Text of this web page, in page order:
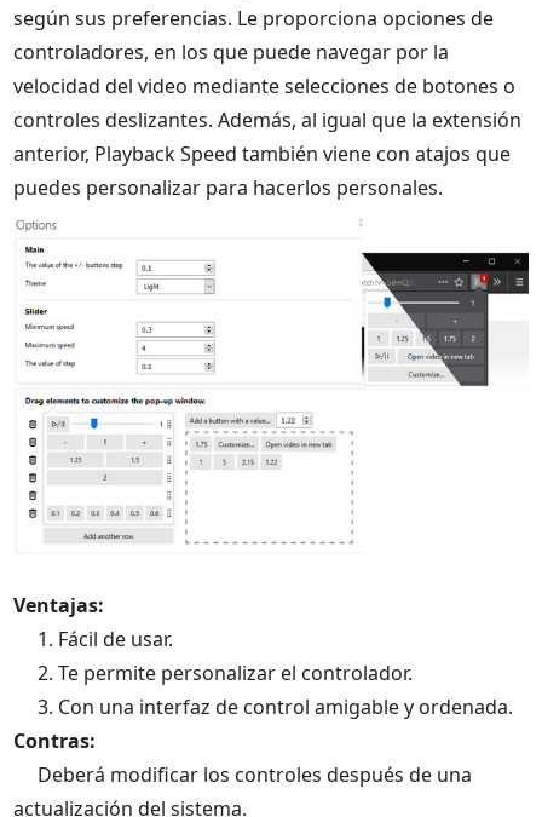
según sus preferencias. Le proporciona opciones de
controladores, en los que puede navegar por la
velocidad del video mediante selecciones de botones o
controles deslizantes. Además, al igual que la extensión
anterior, Playback Speed también viene con atajos que
puedes personalizar para hacerlos personales.
Ventajas:
1. Fácil de usar.
2. Te permite personalizar el controlador.
3. Con una interfaz de control amigable y ordenada.
Contras:
Deberá modificar los controles después de una
actualización del sistema.